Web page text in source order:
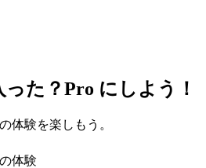
った？Pro にしよう！
体験を楽しもう。
体験